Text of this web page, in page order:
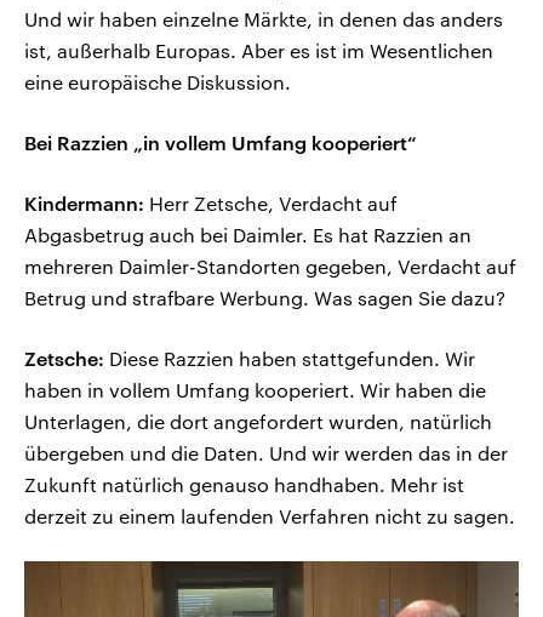
Und wir haben einzelne Märkte, in denen das anders
ist, außerhalb Europas. Aber es ist im Wesentlichen
eine europäische Diskussion.
Bei Razzien „in vollem Umfang kooperiert“
Kindermann: Herr Zetsche, Verdacht auf
Abgasbetrug auch bei Daimler. Es hat Razzien an
mehreren Daimler-Standorten gegeben, Verdacht auf
Betrug und strafbare Werbung. Was sagen Sie dazu?
Zetsche: Diese Razzien haben stattgefunden. Wir
haben in vollem Umfang kooperiert. Wir haben die
Unterlagen, die dort angefordert wurden, natürlich
übergeben und die Daten. Und wir werden das in der
Zukunft natürlich genauso handhaben. Mehr ist
derzeit zu einem laufenden Verfahren nicht zu sagen.